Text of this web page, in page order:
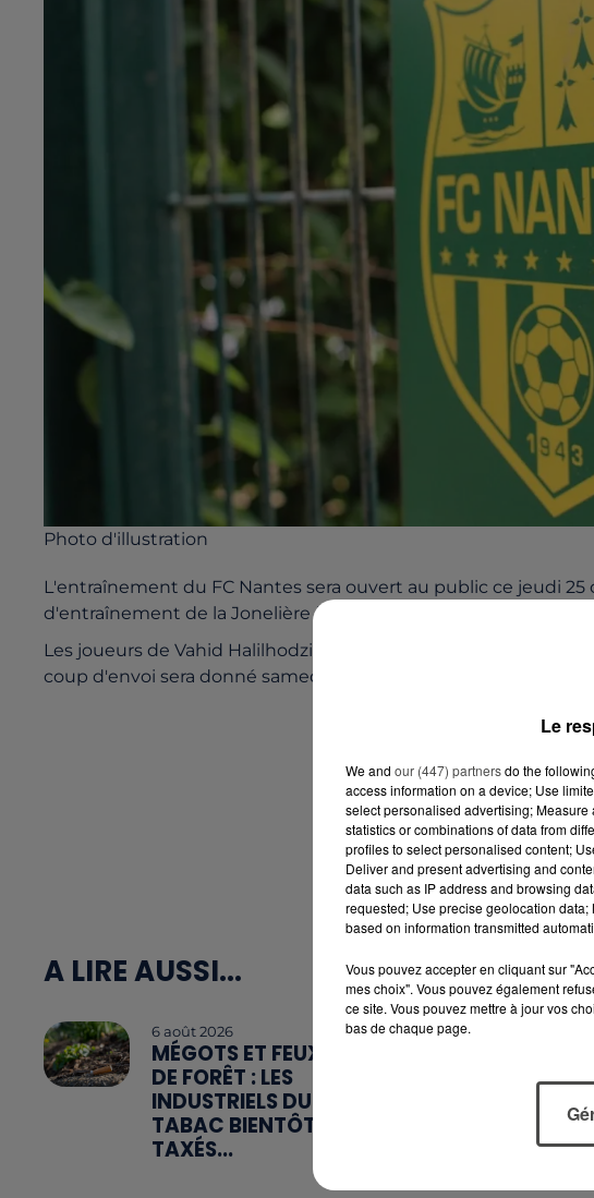
Photo d'illustration
L'entraînement du FC Nantes sera ouvert au public ce jeudi
d'entraînement de la Jonelière à partir de 10h30.
Les joueurs de Vahid Halilhodzic poursuivront leur
coup d'envoi sera donné samedi à 20h au stade de la Licorne.
A LIRE AUSSI...
6 août 2026
MÉGOTS ET FEUX
DE FORÊT : LES
INDUSTRIELS DU
TABAC BIENTÔT
TAXÉS...
DES
Le
We and our (447) partnersdo the
access information on a device; Use
select personalised advertising;
statistics or combinations of data from
profiles to select personalised content;
Deliver and present advertising and
data such as IP address and browsing
requested; Use precise geolocation
based on information transmitted
Vous pouvez accepter en cliquant sur
mes choix". Vous pouvez également
ce site. Vous pouvez mettre à jour vos
bas de chaque page.